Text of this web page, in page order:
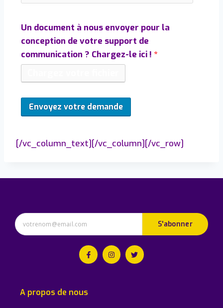
Un document à nous envoyer pour la
conception de votre support de
communication ? Chargez-le ici ! *
[/vc_column_text][/vc_column][/vc_row]
S'abonner
A propos de nous